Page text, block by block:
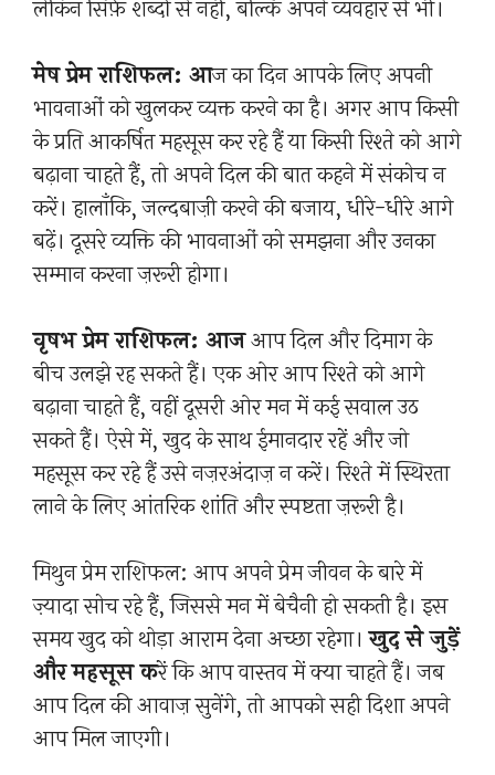
लेकिन सिर्फ़ शब्दों से नहीं, बल्कि अपने व्यवहार से भी।
मेष प्रेम राशिफल: आज का दिन आपके लिए अपनी
भावनाओं को खुलकर व्यक्त करने का है। अगर आप किसी
के प्रति आकर्षित महसूस कर रहे हैं या किसी रिश्ते को आगे
बढ़ाना चाहते हैं, तो अपने दिल की बात कहने में संकोच न
करें। हालाँकि, जल्दबाज़ी करने की बजाय, धीरे-धीरे आगे
बढ़ें। दूसरे व्यक्ति की भावनाओं को समझना और उनका
सम्मान करना ज़रूरी होगा।
वृषभ प्रेम राशिफल: आजआप दिल और दिमाग के
बीच उलझे रह सकते हैं। एक ओर आप रिश्ते को आगे
बढ़ाना चाहते हैं, वहीं दूसरी ओर मन में कई सवाल उठ
सकते हैं। ऐसे में, खुद के साथ ईमानदार रहें और जो
महसूस कर रहे हैं उसे नज़रअंदाज़ न करें। रिश्ते में स्थिरता
लाने के लिए आंतरिक शांति और स्पष्टता ज़रूरी है।
मिथुन प्रेम राशिफल: आप अपने प्रेम जीवन के बारे में
ज़्यादा सोच रहे हैं, जिससे मन में बेचैनी हो सकती है। इस
समय खुद को थोड़ा आराम देना अच्छा रहेगा।खुद से जुड़ें
और महसूस करें कि आप वास्तव में क्या चाहते हैं। जब
आप दिल की आवाज़ सुनेंगे, तो आपको सही दिशा अपने
आप मिल जाएगी।